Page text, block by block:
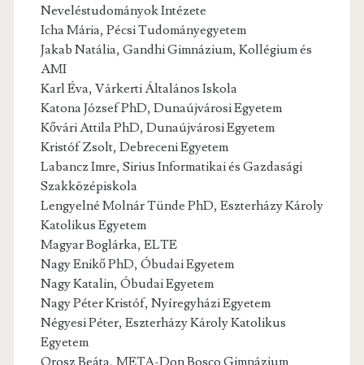
Neveléstudományok Intézete
Icha Mária, Pécsi Tudományegyetem
Jakab Natália, Gandhi Gimnázium, Kollégium és
AMI
Karl Éva, Várkerti Általános Iskola
Katona József PhD, Dunaújvárosi Egyetem
Kővári Attila PhD, Dunaújvárosi Egyetem
Kristóf Zsolt, Debreceni Egyetem
Labancz Imre, Sirius Informatikai és Gazdasági
Szakközépiskola
Lengyelné Molnár Tünde PhD, Eszterházy Károly
Katolikus Egyetem
Magyar Boglárka, ELTE
Nagy Enikő PhD, Óbudai Egyetem
Nagy Katalin, Óbudai Egyetem
Nagy Péter Kristóf, Nyíregyházi Egyetem
Négyesi Péter, Eszterházy Károly Katolikus
Egyetem
Orosz Beáta, META-Don Bosco Gimnázium